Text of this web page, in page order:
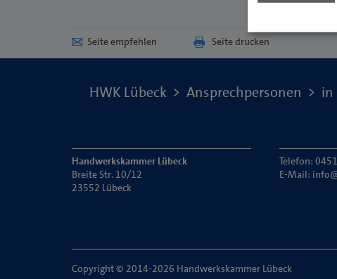
Seite empfehlen Seite drucken
HWK Lübeck Ansprechpersonen in
Handwerkskammer Lübeck
Breite Str. 10/12
23552 Lübeck
Telefon:
E-Mail:
Copyright © 2014-2026 Handwerkskammer Lübeck